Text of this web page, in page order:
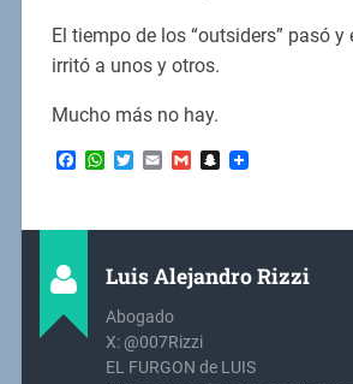
El tiempo de los “outsiders” pasó y
irritó a unos y otros.
Mucho más no hay.
Facebook
WhatsApp
Twitter
EmailGmailSnapchat
Luis Alejandro Rizzi
Abogado
X: @007Rizzi
EL FURGON de LUIS